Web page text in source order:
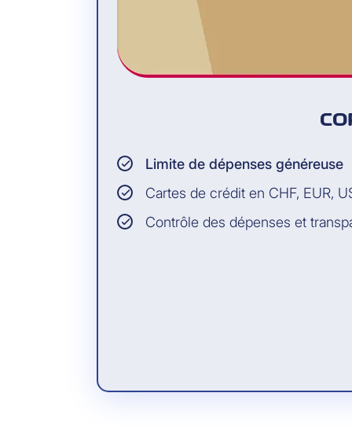
Limite de dépenses généreuse
Cartes de crédit en CHF, EUR,
Contrôle des dépenses et